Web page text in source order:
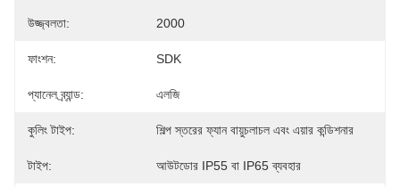
উজ্জ্বলতা: 2000
ফাংশন: SDK
প্যানেল ব্র্যান্ড: এলজি
কুলিং টাইপ: শিল্প স্তরের ফ্যান বায়ুচলাচল এবং এয়ার কন্ডিশনার
টাইপ: আউটডোর IP55 বা IP65 ব্যবহার